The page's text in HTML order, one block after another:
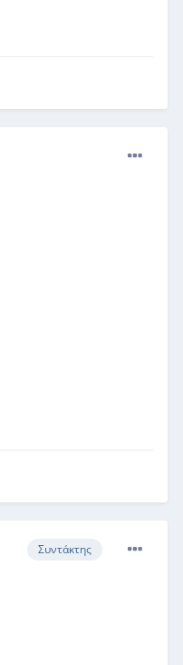
Συντάκτης